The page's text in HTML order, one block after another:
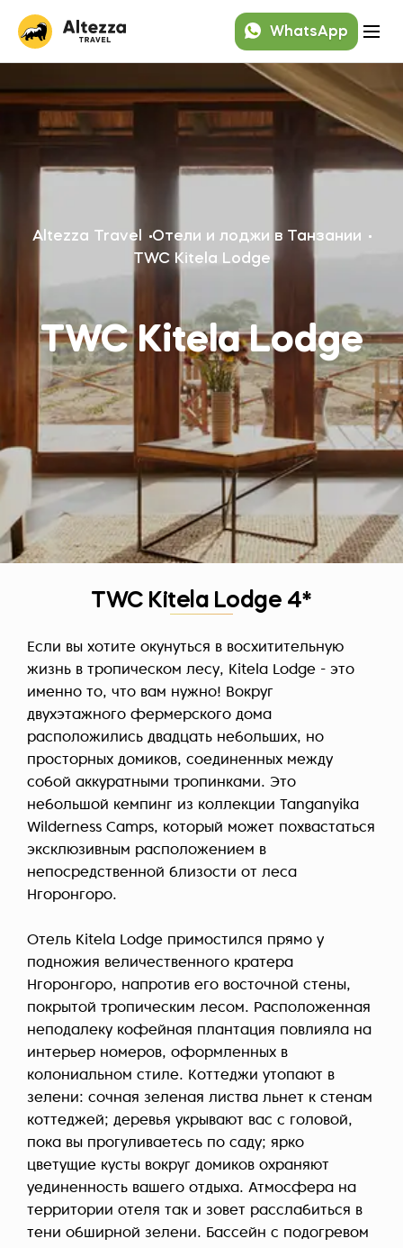
WhatsApp
Altezza Travel
Отели и лоджи в Танзании
TWC Kitela Lodge
TWC Kitela Lodge
TWC Kitela Lodge 4*
Если вы хотите окунуться в восхитительную
жизнь в тропическом лесу, Kitela Lodge - это
именно то, что вам нужно! Вокруг
двухэтажного фермерского дома
расположились двадцать небольших, но
просторных домиков, соединенных между
собой аккуратными тропинками. Это
небольшой кемпинг из коллекции Tanganyika
Wilderness Camps, который может похвастаться
эксклюзивным расположением в
непосредственной близости от леса
Нгоронгоро.
Отель Kitela Lodge примостился прямо у
подножия величественного кратера
Нгоронгоро, напротив его восточной стены,
покрытой тропическим лесом. Расположенная
неподалеку кофейная плантация повлияла на
интерьер номеров, оформленных в
колониальном стиле. Коттеджи утопают в
зелени: сочная зеленая листва льнет к стенам
коттеджей; деревья укрывают вас с головой,
пока вы прогуливаетесь по саду; ярко
цветущие кусты вокруг домиков охраняют
уединенность вашего отдыха. Атмосфера на
территории отеля так и зовет расслабиться в
тени обширной зелени. Бассейн с подогревом